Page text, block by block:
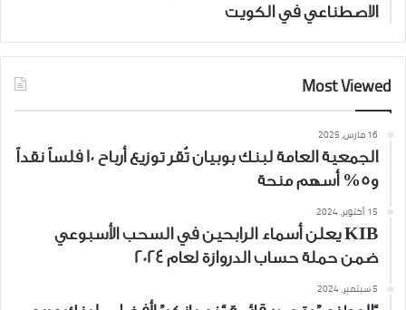
الاصطناعي في الكويت
Most Viewed
16 مارس، 2025
الجمعية العامة لبنك بوبيان تُقر توزيع أرباح 10 فلساً نقداً
و5% أسهم منحة
15 أكتوبر، 2024
KIB يعلن أسماء الرابحين في السحب الأسبوعي
ضمن حملة حساب الدروازة لعام 2024
5 سبتمبر، 2024